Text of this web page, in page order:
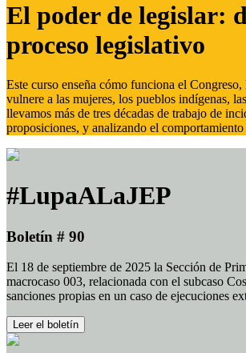
El poder de legislar:
proceso legislativo
Este curso enseña cómo funciona el
vulnere a las mujeres, los pueblos indígenas,
llevamos más de tres décadas de trabajo de
proposiciones, y analizando el
#LupaALaJEP
Boletín # 90
El 18 de septiembre de 2025 la Sección de
macrocaso 003, relacionada con el subcaso
sanciones propias en un caso de ejecuciones
Leer el boletín